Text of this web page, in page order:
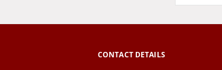
CONTACT DETAILS